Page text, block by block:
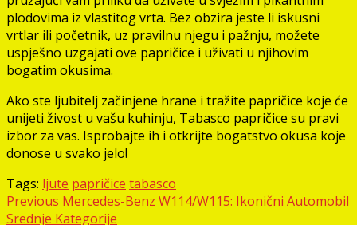
plodovima iz vlastitog vrta. Bez obzira jeste li iskusni
vrtlar ili početnik, uz pravilnu njegu i pažnju, možete
uspješno uzgajati ove papričice i uživati u njihovim
bogatim okusima.
Ako ste ljubitelj začinjene hrane i tražite papričice koje će
unijeti živost u vašu kuhinju, Tabasco papričice su pravi
izbor za vas. Isprobajte ih i otkrijte bogatstvo okusa koje
donose u svako jelo!
Tags: ljute papričice tabasco
Post
Previous Mercedes-Benz W114/W115: Ikonični Automobil
Srednje Kategorije